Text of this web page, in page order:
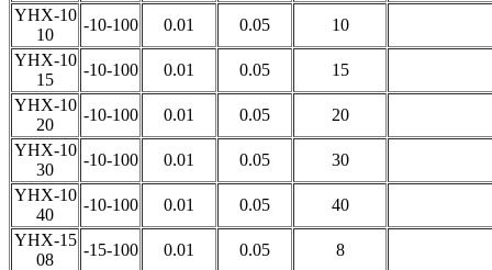
YHX-10
10
-10-100 0.01 0.05
10
YHX-10
15
-10-100 0.01 0.05
15
YHX-10
20
-10-100 0.01 0.05
20
YHX-10
30
-10-100 0.01 0.05
30
YHX-10
40
-10-100 0.01 0.05
40
YHX-15
08
-15-100 0.01 0.05
8